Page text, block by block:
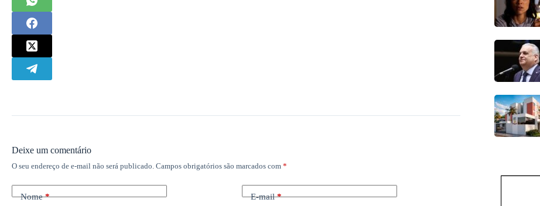
Deixe um comentário
O seu endereço de e-mail não será publicado. Campos obrigatórios são marcados com *
Nome* E-mail*